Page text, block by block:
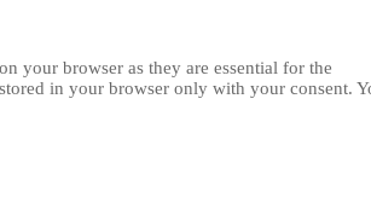
your browser as they are essential for the
in your browser only with your consent.